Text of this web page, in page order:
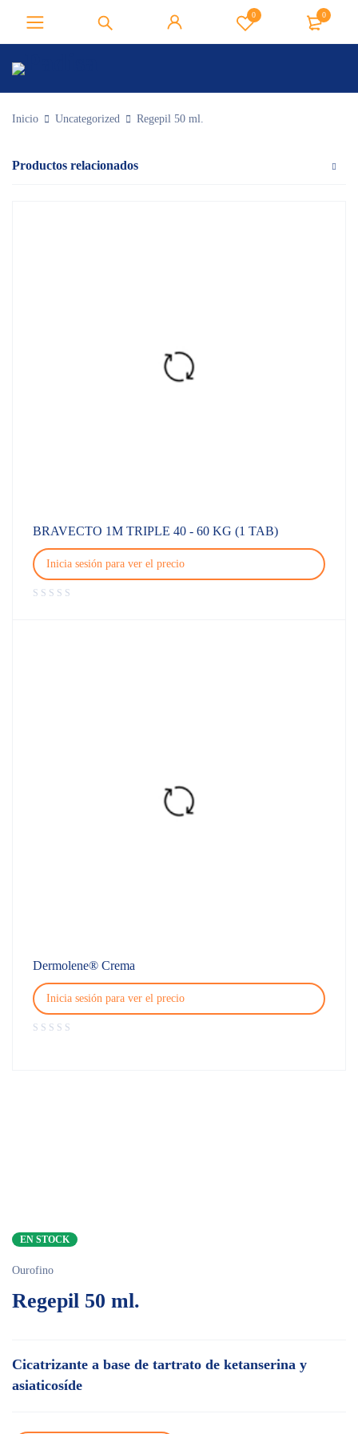
0 0
Inicio Uncategorized Regepil 50 ml.
Productos relacionados
BRAVECTO 1M TRIPLE 40 - 60 KG (1 TAB)
Inicia sesión para ver el precio
Dermolene® Crema
Inicia sesión para ver el precio
EN STOCK
Ourofino
Regepil 50 ml.
Cicatrizante a base de tartrato de ketanserina y
asiaticosíde